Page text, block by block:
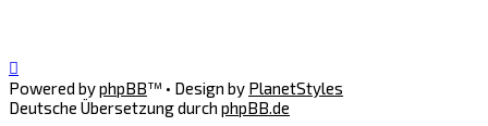
Powered byphpBB™ • Design by PlanetStyles
Deutsche Übersetzung durch phpBB.de